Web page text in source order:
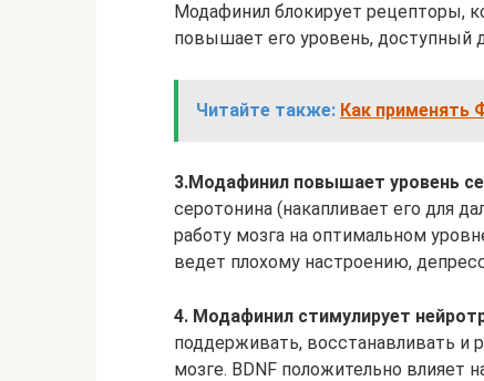
Модафинил блокирует рецепторы,
повышает его уровень, доступный
Читайте также: Как применять
3.Модафинил повышает уровень
серотонина (накапливает его для
работу мозга на оптимальном
ведет плохому настроению,
4. Модафинил стимулирует
поддерживать, восстанавливать и
мозге. BDNF положительно влияет